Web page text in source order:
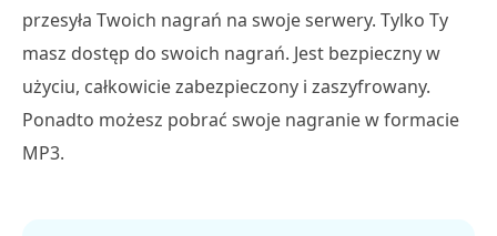
przesyła Twoich nagrań na swoje serwery. Tylko Ty
masz dostęp do swoich nagrań. Jest bezpieczny w
użyciu, całkowicie zabezpieczony i zaszyfrowany.
Ponadto możesz pobrać swoje nagranie w formacie
MP3.